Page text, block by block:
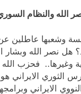
والنظام
هل نصر الله
وغيرها.. فحزب الله
الثوري الايراني
الايراني